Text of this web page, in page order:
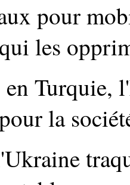
pour
les
Turquie,
la